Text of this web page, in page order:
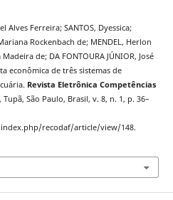
Alves Ferreira; SANTOS, Dyessica;
Rockenbach de; MENDEL, Herlon
de; DA FONTOURA JÚNIOR, José
econômica de três sistemas de
Revista Eletrônica Competências
Tupã, São Paulo, Brasil, v. 8, n. 1, p. 36–
recodaf/article/view/148.